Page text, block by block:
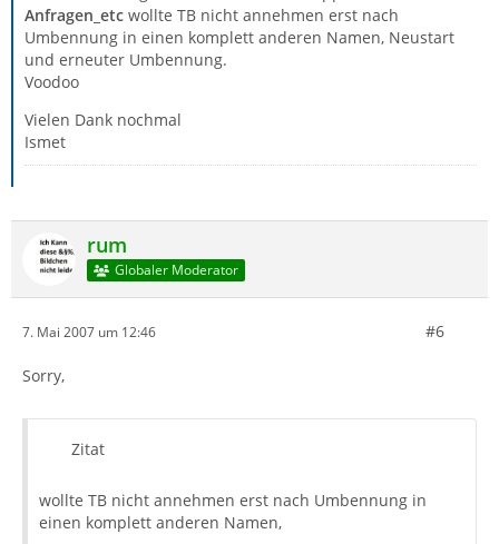
Anfragen_etc wollte TB nicht annehmen erst nach
Umbennung in einen komplett anderen Namen, Neustart
und erneuter Umbennung.
Voodoo
Vielen Dank nochmal
Ismet
rum
Globaler Moderator
7. Mai 2007 um 12:46 #6
Sorry,
Zitat
wollte TB nicht annehmen erst nach Umbennung in
einen komplett anderen Namen,